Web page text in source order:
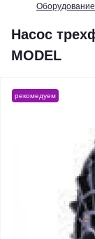
Насос
MODEL
рекомедуем